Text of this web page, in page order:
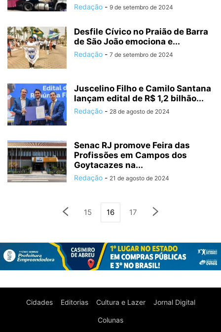
Redação - 9 de setembro de 2024
Desfile Cívico no Praião de Barra
de São João emociona e...
Redação - 7 de setembro de 2024
Juscelino Filho e Camilo Santana
lançam edital de R$ 1,2 bilhão...
Redação - 28 de agosto de 2024
Senac RJ promove Feira das
Profissões em Campos dos
Goytacazes na...
Redação - 21 de agosto de 2024
15 16 17
Cidades Editorias Cultura e Lazer Jornal Digital
Colunas